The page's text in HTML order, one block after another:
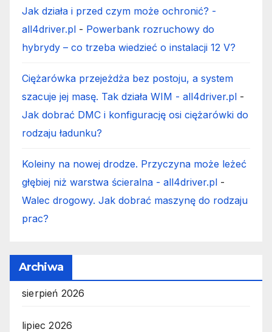
Jak działa i przed czym może ochronić? -
all4driver.pl - Powerbank rozruchowy do
hybrydy – co trzeba wiedzieć o instalacji 12 V?
Ciężarówka przejeżdża bez postoju, a system
szacuje jej masę. Tak działa WIM - all4driver.pl -
Jak dobrać DMC i konfigurację osi ciężarówki do
rodzaju ładunku?
Koleiny na nowej drodze. Przyczyna może leżeć
głębiej niż warstwa ścieralna - all4driver.pl -
Walec drogowy. Jak dobrać maszynę do rodzaju
prac?
Archiwa
sierpień 2026
lipiec 2026